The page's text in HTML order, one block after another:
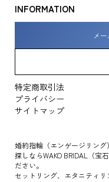
INFORMATION
メ
特定商取引法
プライバシー
サイトマップ
婚約指輪（エンゲージリン
探しならWAKO BRIDAL（
ださい。
セットリング、エタニティ